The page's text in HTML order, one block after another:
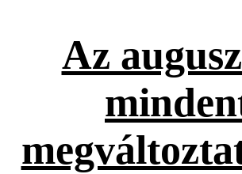
Az